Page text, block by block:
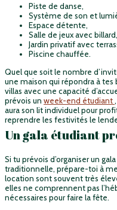
Piste de danse,
Système de son et
Espace détente,
Salle de jeux avec
Jardin privatif avec
Piscine chauffée.
Quel que soit le nombre
une maison qui répondra à tes
villas avec une capacité
prévois un week-end étudiant
aura son lit individuel pour
reprendre les festivités le
Un gala étudiant
Si tu prévois d’organiser un
traditionnelle, prépare-toi à
location sont souvent très
elles ne comprennent pas
nécessaires pour faire la fête.